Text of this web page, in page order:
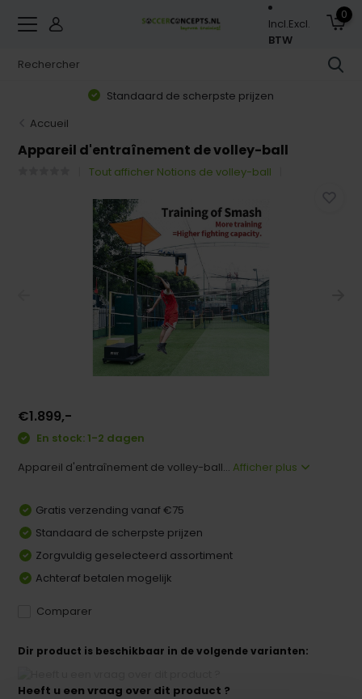
Incl.Excl.
BTW
0
Standaard de scherpste prijzen
Accueil
Appareil d'entraînement de volley-ball
Tout afficher Notions de volley-ball
€1.899,-
En stock: 1-2 dagen
Appareil d'entraînement de volley-ball... Afficher plus
Gratis verzending vanaf €75
Standaard de scherpste prijzen
Zorgvuldig geselecteerd assortiment
Achteraf betalen mogelijk
Comparer
Dir product is beschikbaar in de volgende varianten:
Heeft u een vraag over dit product ?